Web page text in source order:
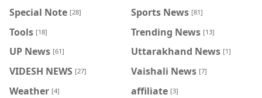
Special Note [28] Sports News [81]
Tools [18] Trending News [13]
UP News [61] Uttarakhand News [1]
VIDESH NEWS [27] Vaishali News [7]
Weather [4] affiliate [3]